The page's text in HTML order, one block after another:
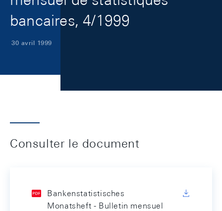
bancaires, 4/1999
30 avril 1999
Consulter le document
Bankenstatistisches
Monatsheft - Bulletin mensuel